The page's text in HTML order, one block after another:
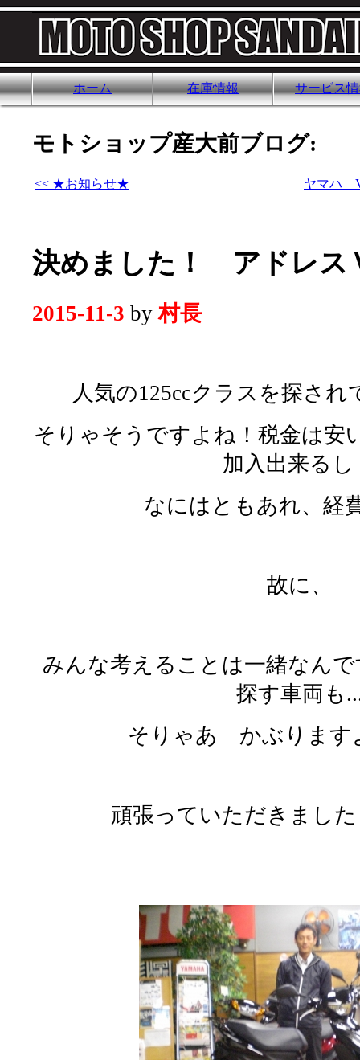
ホーム 在庫情報 サービス
モトショップ産大前ブログ:
<< ★お知らせ★ ヤマハ
決めました！ アドレス
2015-11-3 by村長
人気の125ccクラスを探さ
そりゃそうですよね！税金は安
加入出来るし
なにはともあれ、経
故に、
みんな考えることは一緒なん
探す車両も
そりゃあ かぶりま
頑張っていただきまし